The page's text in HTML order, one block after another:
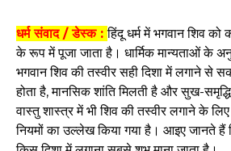
धर्म संवाद / डेस्क :हिंदू धर्म में भगवान शिव
के रूप में पूजा जाता है। धार्मिक मान्यताओं के
भगवान शिव की तस्वीर सही दिशा में लगाने से
होता है, मानसिक शांति मिलती है और सुख-समृद्धि
वास्तु शास्त्र में भी शिव की तस्वीर लगाने के
नियमों का उल्लेख किया गया है। आइए जानते हैं